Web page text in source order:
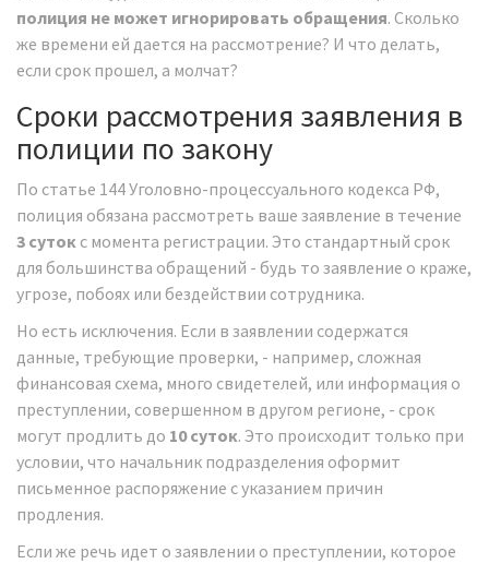
полиция не может игнорировать обращения. Сколько
же времени ей дается на рассмотрение? И что делать,
если срок прошел, а молчат?
Сроки рассмотрения заявления в
полиции по закону
По статье 144 Уголовно-процессуального кодекса РФ,
полиция обязана рассмотреть ваше заявление в течение
3 суток с момента регистрации. Это стандартный срок
для большинства обращений - будь то заявление о краже,
угрозе, побоях или бездействии сотрудника.
Но есть исключения. Если в заявлении содержатся
данные, требующие проверки, - например, сложная
финансовая схема, много свидетелей, или информация о
преступлении, совершенном в другом регионе, - срок
могут продлить до 10 суток. Это происходит только при
условии, что начальник подразделения оформит
письменное распоряжение с указанием причин
продления.
Если же речь идет о заявлении о преступлении, которое